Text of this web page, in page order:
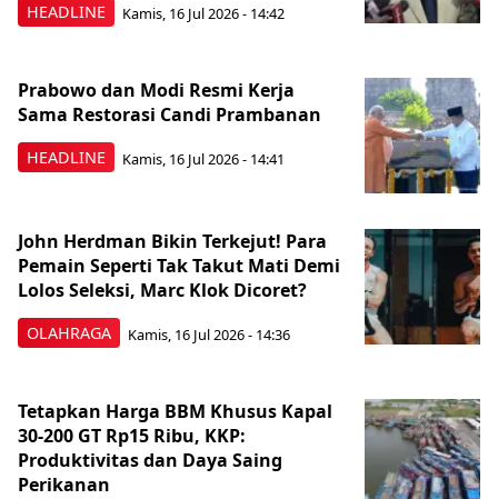
HEADLINE Kamis, 16 Jul 2026 - 14:42
HEADLINE
Prabowo dan Modi Resmi Kerja
Sama Restorasi Candi Prambanan
Kamis, 16 Jul 2026 - 14:41
OLAHRAGA
John Herdman Bikin Terkejut! Para
Pemain Seperti Tak Takut Mati Demi
Lolos Seleksi, Marc Klok Dicoret?
Kamis, 16 Jul 2026 - 14:36
Tetapkan Harga BBM Khusus Kapal
30-200 GT Rp15 Ribu, KKP:
Produktivitas dan Daya Saing
Perikanan